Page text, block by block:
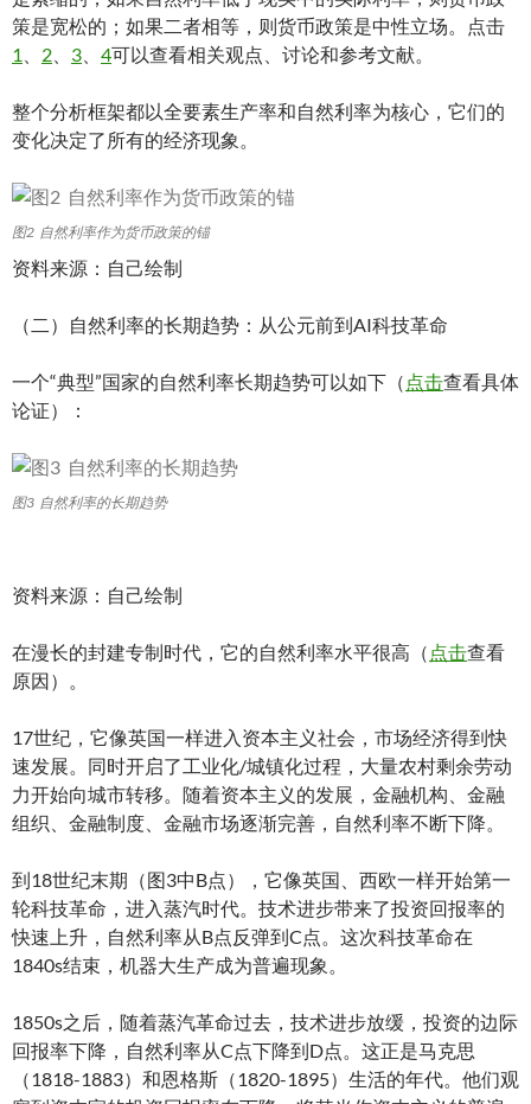
策是宽松的；如果二者相等，则货币政策是中性立场。点击
1
2 3 4可以查看相关观点、讨论和参考文献。
整个分析框架都以全要素生产率和自然利率为核心，它们的
变化决定了所有的经济现象。
图2 自然利率作为货币政策的锚
资料来源：自己绘制
（二）自然利率的长期趋势：从公元前到AI科技革命
一个“典型”国家的自然利率长期趋势可以如下（ 点击查看具体
论证）：
图3 自然利率的长期趋势
资料来源：自己绘制
在漫长的封建专制时代，它的自然利率水平很高（ 点击查看
原因）。
17世纪，它像英国一样进入资本主义社会，市场经济得到快
速发展。同时开启了工业化/城镇化过程，大量农村剩余劳动
力开始向城市转移。随着资本主义的发展，金融机构、金融
组织、金融制度、金融市场逐渐完善，自然利率不断下降。
到18世纪末期（图3中B点），它像英国、西欧一样开始第一
轮科技革命，进入蒸汽时代。技术进步带来了投资回报率的
快速上升，自然利率从B点反弹到C点。这次科技革命在
1840s结束，机器大生产成为普遍现象。
1850s之后，随着蒸汽革命过去，技术进步放缓，投资的边际
回报率下降，自然利率从C点下降到D点。这正是马克思
（1818-1883）和恩格斯（1820-1895）生活的年代。他们观